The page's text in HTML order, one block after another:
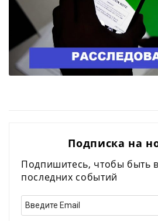
Подписка на
Подпишитесь, чтобы быть
последних событий